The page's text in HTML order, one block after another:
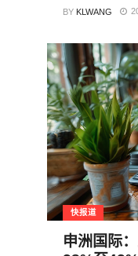
BY KLWANG
快报道
申洲国际